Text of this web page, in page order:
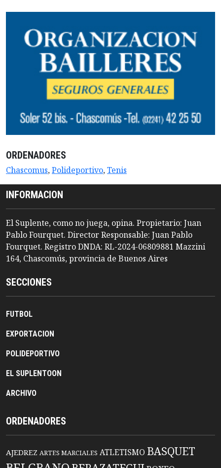
ORDENADORES
Chascomus,Polideportivo,Tenis
INFORMACION
El Suplente, como no juega, opina. Propietario: Juan
Pablo Fourquet. Director Responsable: Juan Pablo
Fourquet. Registro DNDA: RL-2024-06809881 Mazzini
164, Chascomús, provincia de Buenos Aires
SECCIONES
FUTBOL
EXPORTACION
POLIDEPORTIVO
EL SUPLENTOON
ARCHIVO
ORDENADORES
AJEDREZ ARTES MARCIALES ATLETISMO BASQUET